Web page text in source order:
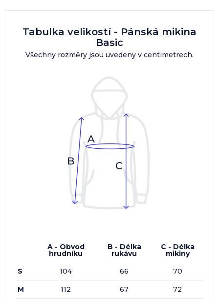
Tabulka velikostí - Pánská mikina
Basic
Všechny rozměry jsou uvedeny v centimetrech.
A - Obvod
hrudníku
B - Délka
rukávu
C - Délka
mikiny
S
104 66 70
M 112 67 72